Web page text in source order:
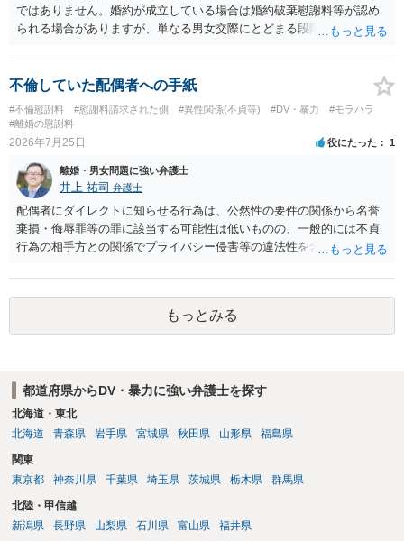
ではありません。婚約が成立している場合は婚約破棄慰謝料等が認め
られる場合がありますが、単なる男女交際にとどまる段階の場合、独
慰謝料は生じないことが多いと思われます。 お怒りはごもっともです
が、仮に交際を進めたとしても後に相手を信頼できなくなる可能性が
高かったということですので、むしろ結婚しなくてよかったと割り切
って、交際を終わらせるのがよいと思います。
不倫していた配偶者への手紙
#不倫慰謝料 #慰謝料請求された側 #異性関係(不貞等) #DV・暴力
#モラハラ
#離婚の慰謝料
2026年7月25日 役にたった 1
離婚・男女問題に強い弁護士
井上 祐司 弁護士
配偶者にダイレクトに知らせる行為は、公然性の要件の関係から名誉
棄損・侮辱罪等の罪に該当する可能性は低いものの、一般的には不貞
行為の相手方との関係でプライバシー侵害等の違法性を含む行為で
ため、弁護士としては推奨しないことが一般的かと思います。
もっとみる
都道府県からDV・暴力に強い弁護士を探す
北海道・東北
北海道
青森県 岩手県 宮城県 秋田県 山形県 福島県
関東
東京都
神奈川県 千葉県 埼玉県 茨城県 栃木県 群馬県
北陸・甲信越
新潟県
長野県 山梨県 石川県 富山県 福井県